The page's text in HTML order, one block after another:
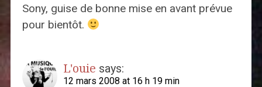
Sony, guise de bonne mise en avant prévue
pour bientôt.
L'ouie says:
12 mars 2008 at 16 h 19 min